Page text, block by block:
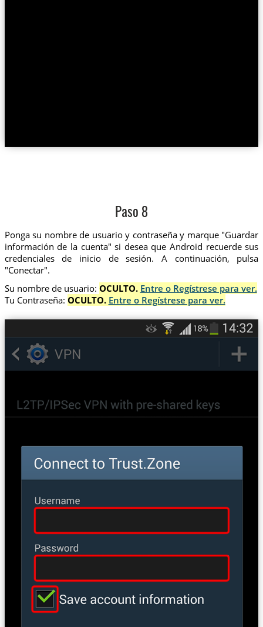
Paso 8
Ponga su nombre de usuario y contraseña y marque "Guardar
información de la cuenta" si desea que Android recuerde sus
credenciales de inicio de sesión. A continuación, pulsa
"Conectar".
Su nombre de usuario: OCULTO. Entre o Regístrese para ver.
Tu Contraseña: OCULTO. Entre o Regístrese para ver.